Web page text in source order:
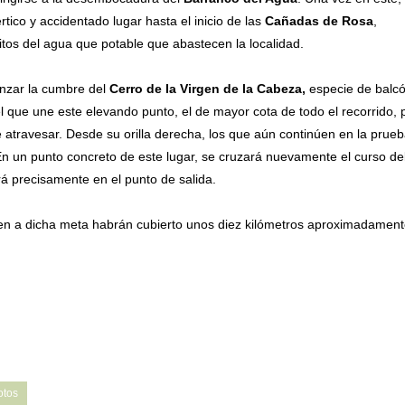
y accidentado lugar hasta el inicio de las Cañadas de Rosa,
del agua que potable que abastecen la localidad.
la cumbre del Cerro de la Virgen de la Cabeza, especie de
une este elevando punto, el de mayor cota de todo el recorrido,
atravesar. Desde su orilla derecha, los que aún continúen en la
un punto concreto de este lugar, se cruzará nuevamente el curso
precisamente en el punto de salida.
a dicha meta habrán cubierto unos diez kilómetros